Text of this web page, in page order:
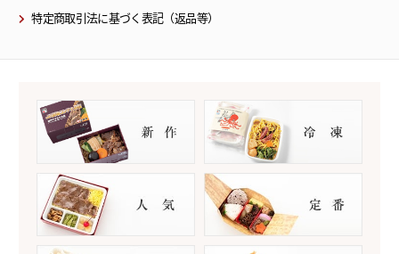
特定商取引法に基づく表記（返品等）